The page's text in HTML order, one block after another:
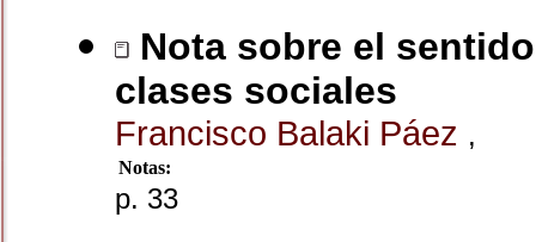
Nota sobre el
clases sociales
Francisco Balaki Páez ,
Notas:
p. 33